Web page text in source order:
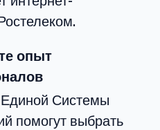
опыт
Системы
помогут выбрать